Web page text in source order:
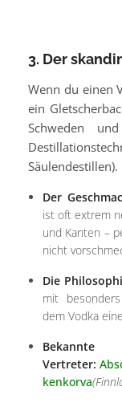
3. Der
Wenn du einen
ein
Schweden
Säulendestillen).
Der
ist oft extrem
und Kanten –
nicht
Die
mit
dem Vodka
Bekannte
Vertreter:
kenkorva